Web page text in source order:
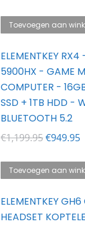
was:
is:
Toevoegen aan
ELEMENTKEY RX4
5900HX - GAME
COMPUTER -
SSD + 1TB HDD -
BLUETOOTH 5.2
€1,199.95
was:
€949.95
Toevoegen aan
ELEMENTKEY
HEADSET